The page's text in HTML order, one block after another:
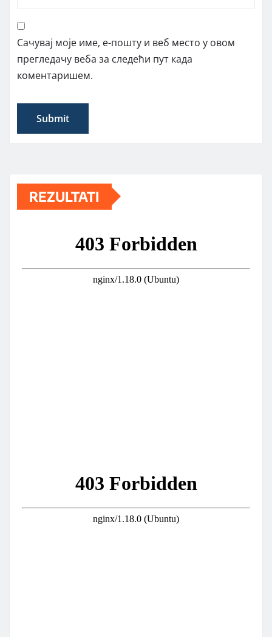
Сачувај моје име, е-пошту и веб место у овом
прегледачу веба за следећи пут када
коментаришем.
REZULTATI